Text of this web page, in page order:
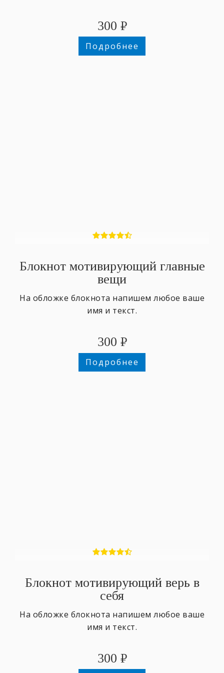
300 ₽
Подробнее
Блокнот мотивирующий главные
вещи
На обложке блокнота напишем любое ваше
имя и текст.
300 ₽
Подробнее
Блокнот мотивирующий верь в
себя
На обложке блокнота напишем любое ваше
имя и текст.
300 ₽